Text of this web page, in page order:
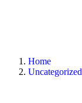
Home
Uncategorized